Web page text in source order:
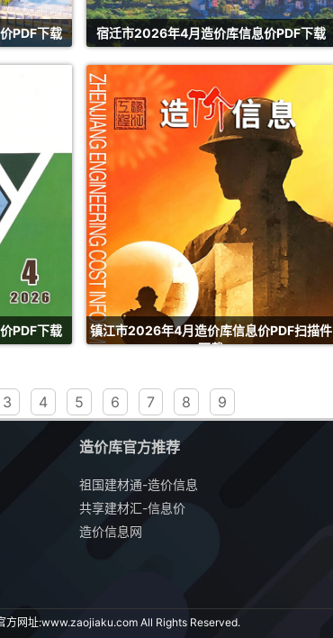
PDF下载 宿迁市2026年4月造价库信息价PDF下载
PDF下载
镇江市2026年4月造价库信息价PDF扫描件
下载
3 4 5 6 7 8 9
造价库官方推荐
祖国建材通-造价信息
共享建材汇-信息价
造价信息网
方网址:www.zaojiaku.comAll Rights Reserved.